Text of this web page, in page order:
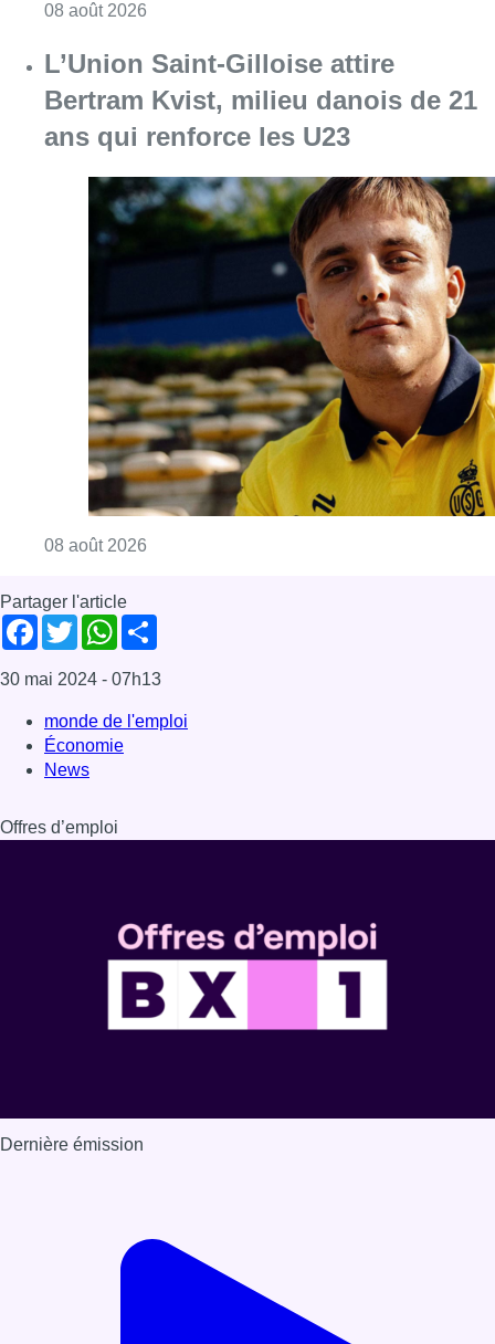
08 août 2026
L’Union Saint-Gilloise attire
Bertram Kvist, milieu danois de 21
ans qui renforce les U23
08 août 2026
Partager l'article
Facebook
TwitterWhatsApp
30 mai 2024 - 07h13
monde de l'emploi
Économie
News
Offres d’emploi
Dernière émission